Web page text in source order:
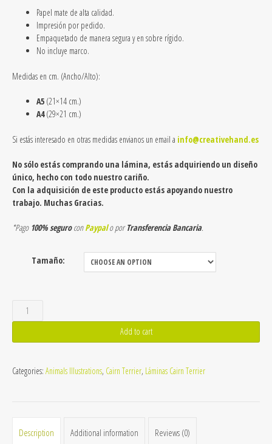
Papel mate de alta calidad.
Impresión por pedido.
Empaquetado de manera segura y en sobre rígido.
No incluye marco.
Medidas en cm. (Ancho/Alto):
A5 (21×14 cm.)
A4(29×21 cm.)
Si estás interesado en otras medidas envianos un email a info@creativehand.es
No sólo estás comprando una lámina, estás adquiriendo un diseño
único, hecho con todo nuestro cariño.
Con la adquisición de este producto estás apoyando nuestro
trabajo. Muchas Gracias.
*Pago 100% seguroconPaypalo porTransferencia Bancaria.
Tamaño:
Lámina
de
Cairn
3-
Add to cart
Categories: Animals Illustrations, Cairn Terrier, Láminas Cairn Terrier
Description Additional information Reviews (0)